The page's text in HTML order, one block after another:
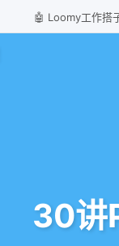
🤖 Loomy工作搭
30讲